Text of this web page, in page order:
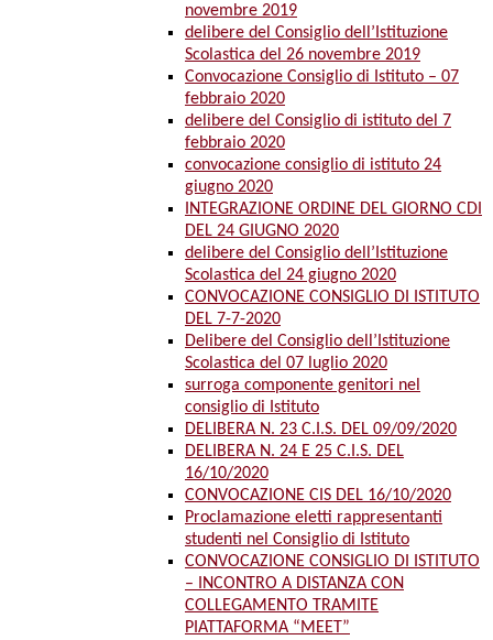
novembre 2019
delibere del Consiglio dell’Istituzione
Scolastica del 26 novembre 2019
Convocazione Consiglio di Istituto – 07
febbraio 2020
delibere del Consiglio di istituto del 7
febbraio 2020
convocazione consiglio di istituto 24
giugno 2020
INTEGRAZIONE ORDINE DEL GIORNO CDI
DEL 24 GIUGNO 2020
delibere del Consiglio dell’Istituzione
Scolastica del 24 giugno 2020
CONVOCAZIONE CONSIGLIO DI ISTITUTO
DEL 7-7-2020
Delibere del Consiglio dell’Istituzione
Scolastica del 07 luglio 2020
surroga componente genitori nel
consiglio di Istituto
DELIBERA N. 23 C.I.S. DEL 09/09/2020
DELIBERA N. 24 E 25 C.I.S. DEL
16/10/2020
CONVOCAZIONE CIS DEL 16/10/2020
Proclamazione eletti rappresentanti
studenti nel Consiglio di Istituto
CONVOCAZIONE CONSIGLIO DI ISTITUTO
– INCONTRO A DISTANZA CON
COLLEGAMENTO TRAMITE
PIATTAFORMA “MEET”